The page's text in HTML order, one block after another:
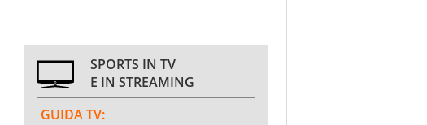
SPORTS IN TV
E IN STREAMING
GUIDA TV: